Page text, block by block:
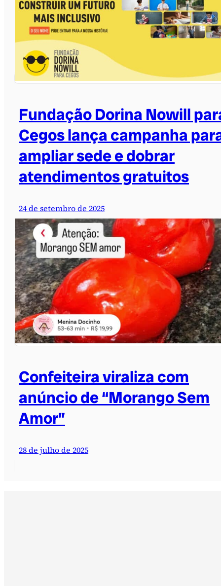
Fundação Dorina Nowill
Cegos lança campanha
ampliar sede e dobrar
atendimentos gratuitos
24 de setembro de 2025
Confeiteira viraliza com
anúncio de “Morango Sem
Amor”
28 de julho de 2025